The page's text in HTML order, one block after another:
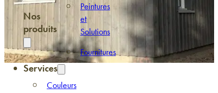
Nos
produits
Peintures
et
Solutions
Fournitures
Services
Couleurs